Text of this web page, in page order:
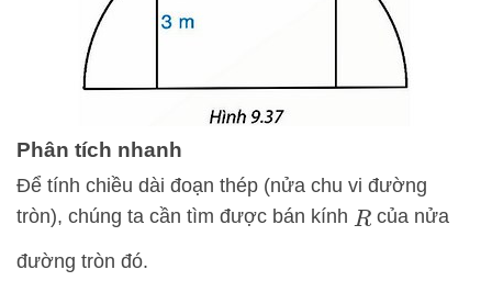
Phân tích nhanh
Để tính chiều dài đoạn thép (nửa chu vi đường
tròn), chúng ta cần tìm được bán kính R của nửa
đường tròn đó.